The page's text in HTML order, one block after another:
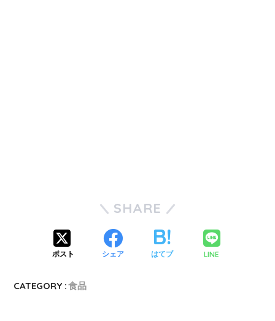
SHARE
ポスト シェア はてブ LINE
CATEGORY :食品